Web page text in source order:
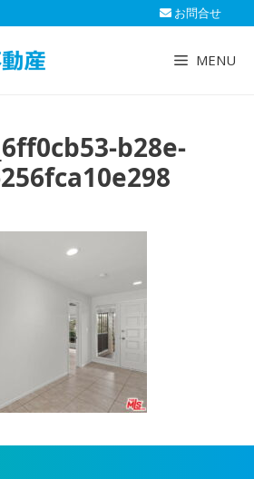
お問合せ
MENU
b28e-